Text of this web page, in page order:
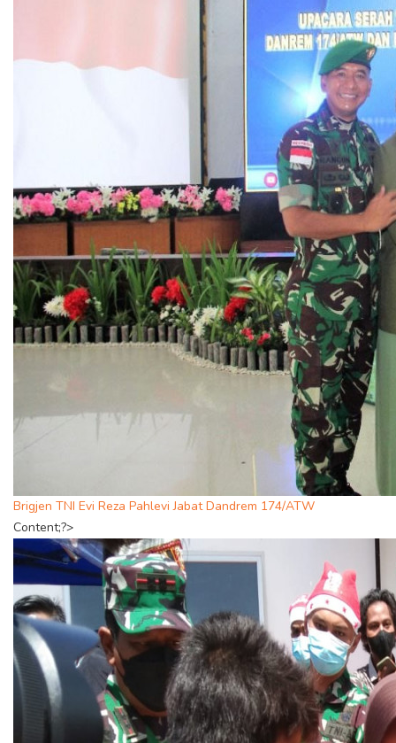
Brigjen TNI Evi Reza Pahlevi Jabat Dandrem 174/ATW
Content;?>